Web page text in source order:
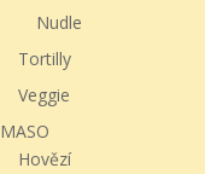
Nudle
Tortilly
Veggie
MASO
Hovězí